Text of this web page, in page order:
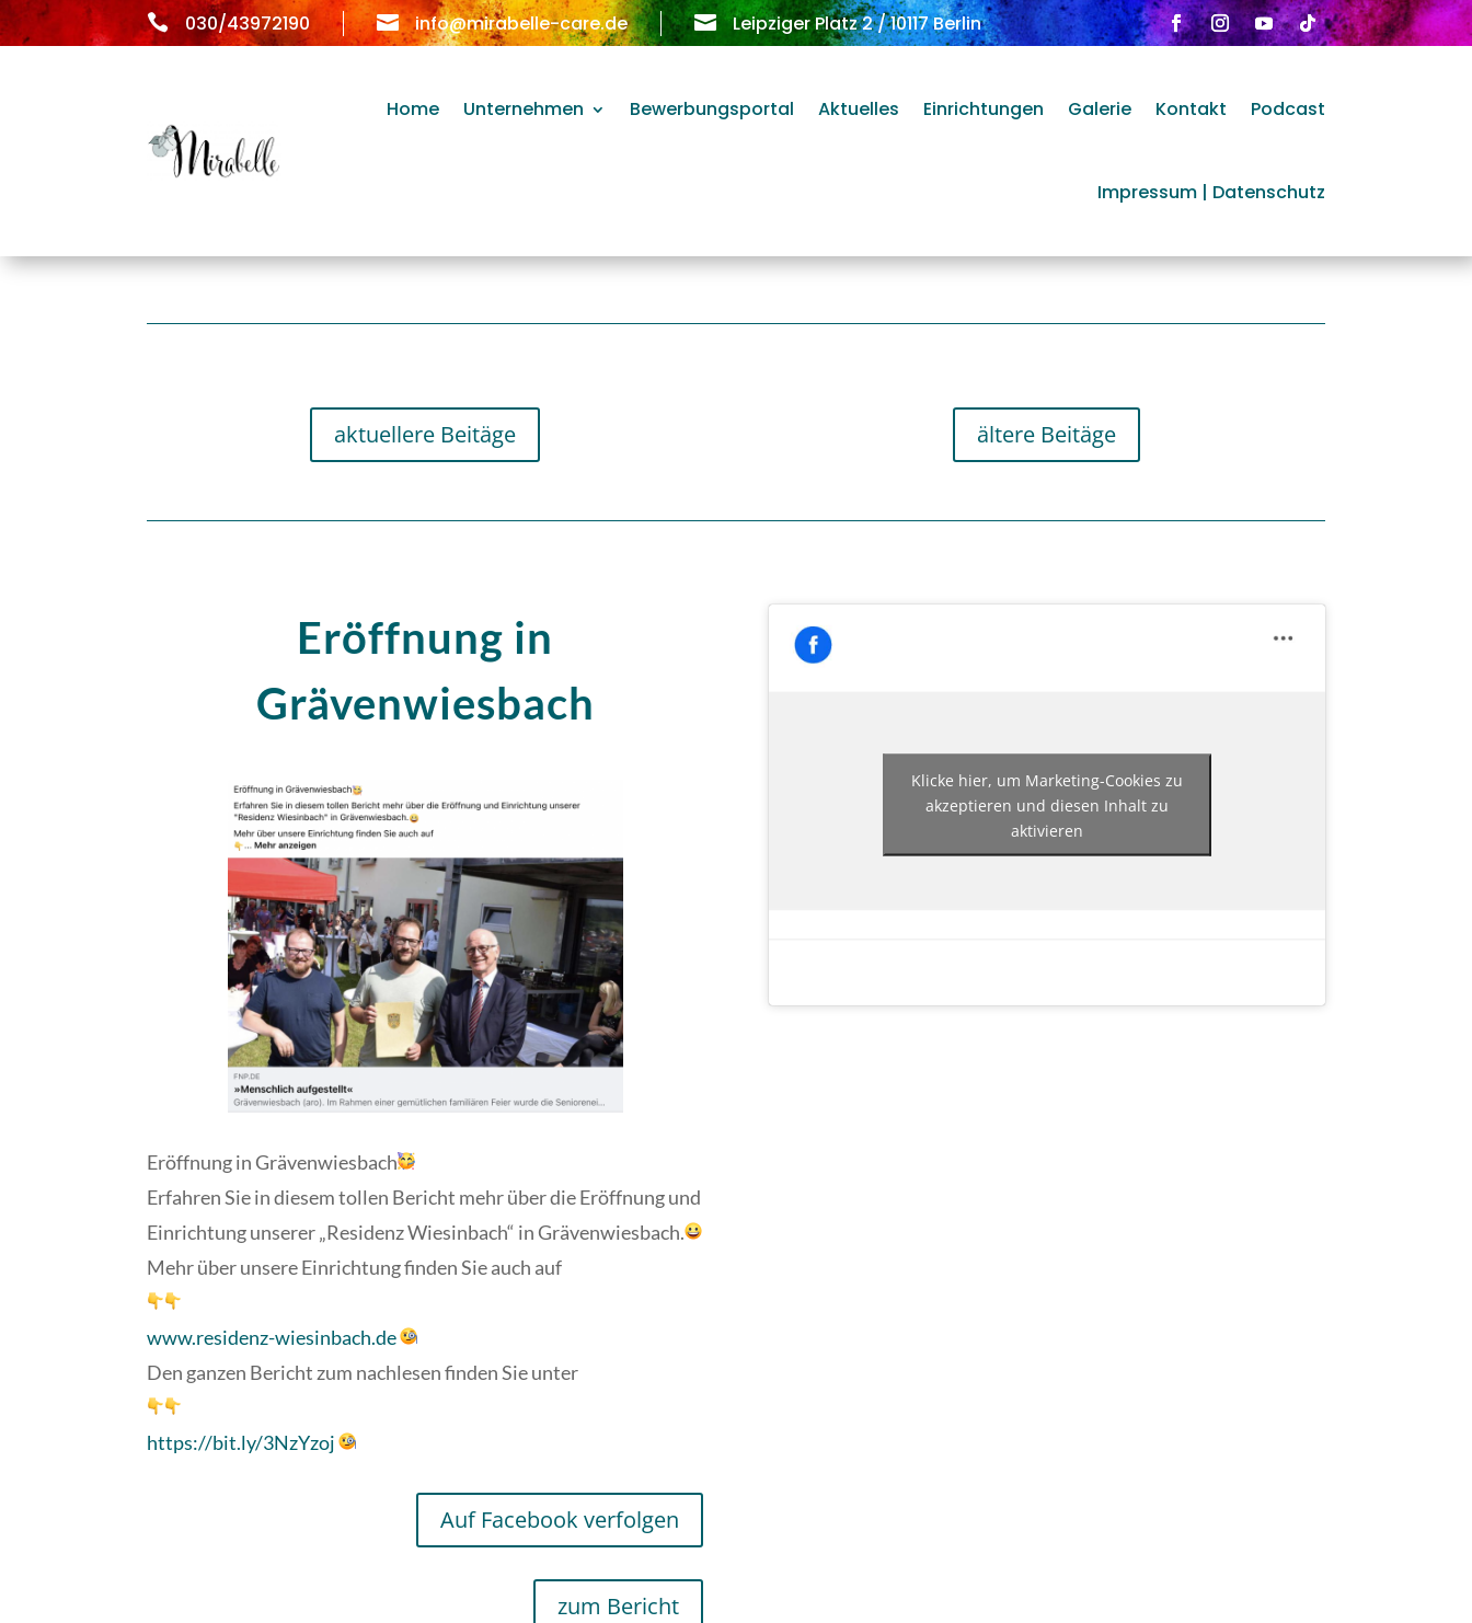
 030/43972190  info@mirabelle-care.de  Leipziger Platz 2 / 10117 Berlin
Home Unternehmen Bewerbungsportal Aktuelles Einrichtungen Galerie Kontakt Podcast
Impressum | Datenschutz
aktuellere Beitäge ältere Beitäge
Eröffnung in
Grävenwiesbach
Eröffnung in Grävenwiesbach
Erfahren Sie in diesem tollen Bericht mehr über die Eröffnung und
Einrichtung unserer „Residenz Wiesinbach“ in Grävenwiesbach.
Mehr über unsere Einrichtung finden Sie auch auf
www.residenz-wiesinbach.de
Den ganzen Bericht zum nachlesen finden Sie unter
https://bit.ly/3NzYzoj
Auf Facebook verfolgen
zum Bericht
Klicke hier, um Marketing-Cookies zu
akzeptieren und diesen Inhalt zu
aktivieren